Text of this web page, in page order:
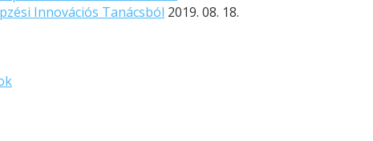
Innovációs Tanácsból 2019. 08. 18.